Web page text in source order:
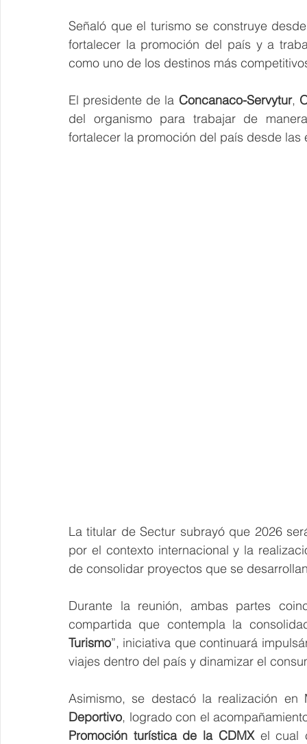
Señaló que el turismo se construye
fortalecer la promoción del país y a
como uno de los destinos más
El presidente de la Concanaco-Servytur,
del organismo para trabajar de
fortalecer la promoción del país desde las
La titular de Sectur subrayó que 2026
por el contexto internacional y la
de consolidar proyectos que se
Durante la reunión, ambas partes
compartida que contempla la
Turismo”, iniciativa que continuará
viajes dentro del país y dinamizar el
Asimismo, se destacó la realización
Deportivo, logrado con el
Promoción turística de la CDMX el cual